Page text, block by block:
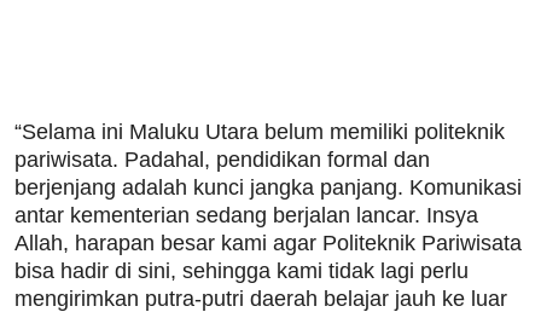
“Selama ini Maluku Utara belum memiliki politeknik
pariwisata. Padahal, pendidikan formal dan
berjenjang adalah kunci jangka panjang. Komunikasi
antar kementerian sedang berjalan lancar. Insya
Allah, harapan besar kami agar Politeknik Pariwisata
bisa hadir di sini, sehingga kami tidak lagi perlu
mengirimkan putra-putri daerah belajar jauh ke luar